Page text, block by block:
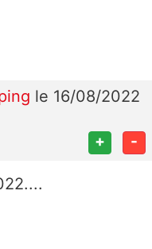
le 16/08/2022
+ -